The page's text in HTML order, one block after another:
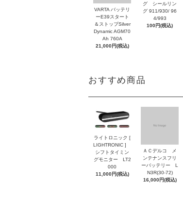
VARTA バッテリ
ーE39スタート
＆ストップSilver
Dynamic AGM70
Ah 760A
21,000円(税込)
グ シールリン
グ 911/930/ 96
4/993
100円(税込)
おすすめ商品
ライトロニック [
LIGHTRONIC ]
シフトタイミン
グモニター LT2
000
11,000円(税込)
ＡＣデルコ メ
ンテナンスフリ
ーバッテリー L
N3R(30-72)
16,000円(税込)